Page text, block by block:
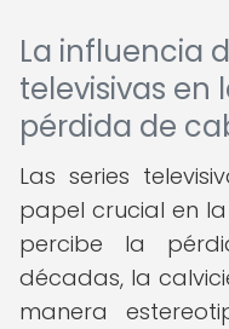
La influencia
televisivas en
pérdida de
Las series
papel crucial en
percibe la
décadas, la
manera